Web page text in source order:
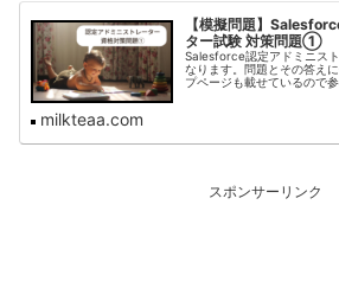
【模擬問題】
ター試験 対策問題①
Salesforce認定アドミニス
なります。問題とその答え
プページも載せているので
milkteaa.com
スポンサーリンク